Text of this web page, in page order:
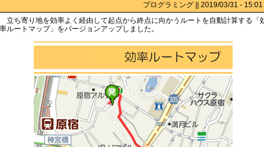
プログラミング || 2019/03/31 - 15:01 ||
立ち寄り地を効率よく経由して起点から終点に向かうルートを自動計算する「
率ルートマップ」をバージョンアップしました。